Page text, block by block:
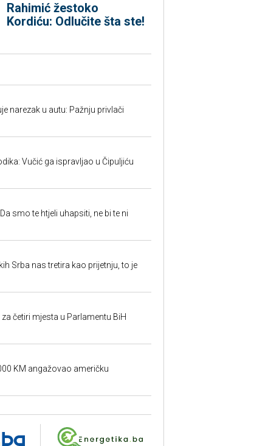
Rahimić žestoko
Kordiću: Odlučite šta ste!
narezak u autu: Pažnju privlači
Vučić ga ispravljao u Čipuljiću
smo te htjeli uhapsiti, ne bi te ni
Srba nas tretira kao prijetnju, to je
četiri mjesta u Parlamentu BiH
KM angažovao američku